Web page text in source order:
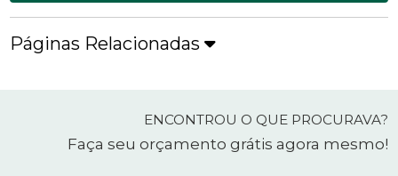
Páginas Relacionadas
ENCONTROU O QUE PROCURAVA?
Faça seu orçamento grátis agora mesmo!